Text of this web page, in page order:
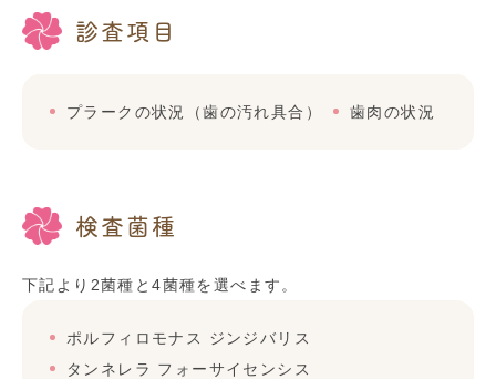
診査項目
プラークの状況（歯の汚れ具合） 歯肉の状況
検査菌種
下記より2菌種と4菌種を選べます。
ポルフィロモナス ジンジバリス
タンネレラ フォーサイセンシス